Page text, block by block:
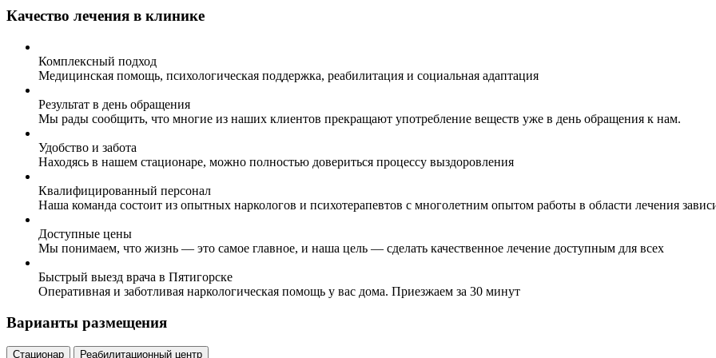
Качество лечения в клинике
Комплексный подход
Медицинская помощь, психологическая поддержка, реабилитация и социальная адаптация
Результат в день обращения
Мы рады сообщить, что многие из наших клиентов прекращают употребление веществ уже в день обращения к нам.
Удобство и забота
Находясь в нашем стационаре, можно полностью довериться процессу выздоровления
Квалифицированный персонал
Наша команда состоит из опытных наркологов и психотерапевтов с многолетним опытом работы в области лечения
Доступные цены
Мы понимаем, что жизнь — это самое главное, и наша цель — сделать качественное лечение доступным для всех
Быстрый выезд врача в Пятигорске
Оперативная и заботливая наркологическая помощь у вас дома. Приезжаем за 30 минут
Варианты размещения
Стационар Реабилитационный центр